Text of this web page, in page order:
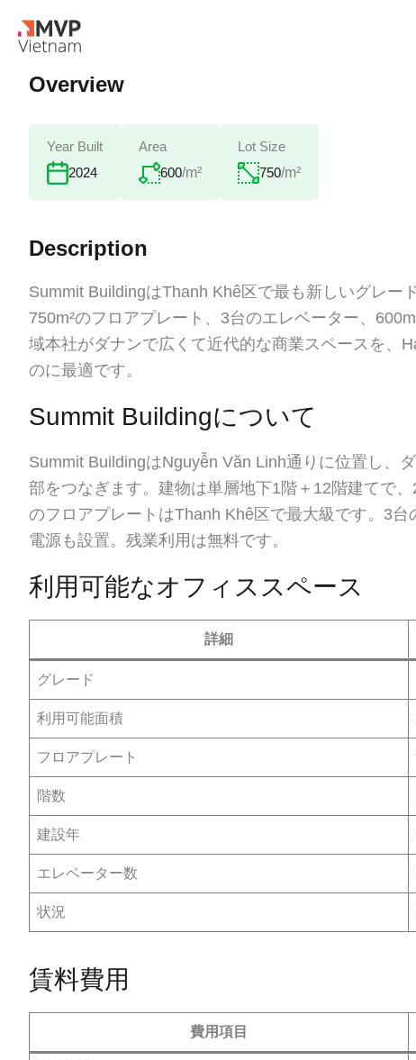
Overview
Year Built
2024
Area
600/m²
Lot Size
750/m²
Description
Summit BuildingはThanh Khê区で最も新しいグレー
750m²のフロアプレート、3台のエレベーター、
域本社がダナンで広くて近代的な商業スペースを、
のに最適です。
Summit Buildingについて
Summit BuildingはNguyễn Văn Linh通りに位置し、
部をつなぎます。建物は単層地下1階＋12階建てで
のフロアプレートはThanh Khê区で最大級です。3
電源も設置。残業利用は無料です。
利用可能なオフィススペース
詳細
グレード
利用可能面積
フロアプレート
階数
建設年
エレベーター数
状況
賃料費用
費用項目